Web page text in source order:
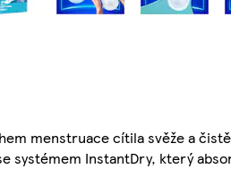
menstruace cítila svěže a čistě
systémem InstantDry, který